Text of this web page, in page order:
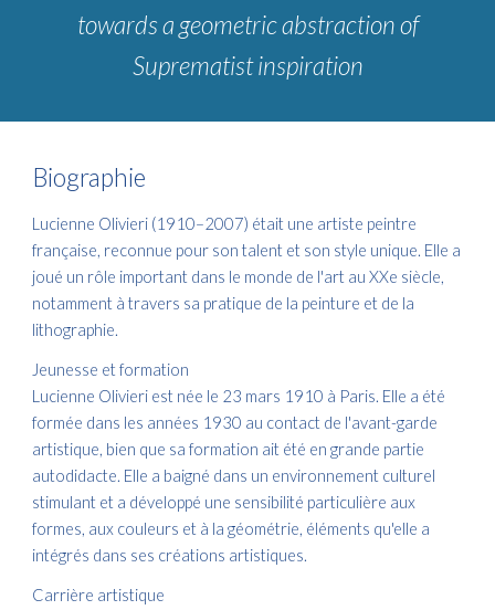
towards a geometric abstraction of
Suprematist inspiration
Biographie
Lucienne Olivieri (1910–2007) était une artiste peintre
française, reconnue pour son talent et son style unique. Elle a
joué un rôle important dans le monde de l'art au XXe siècle,
notamment à travers sa pratique de la peinture et de la
lithographie.
Jeunesse et formation
Lucienne Olivieri est née le 23 mars 1910 à Paris. Elle a été
formée dans les années 1930 au contact de l'avant-garde
artistique, bien que sa formation ait été en grande partie
autodidacte. Elle a baigné dans un environnement culturel
stimulant et a développé une sensibilité particulière aux
formes, aux couleurs et à la géométrie, éléments qu'elle a
intégrés dans ses créations artistiques.
Carrière artistique